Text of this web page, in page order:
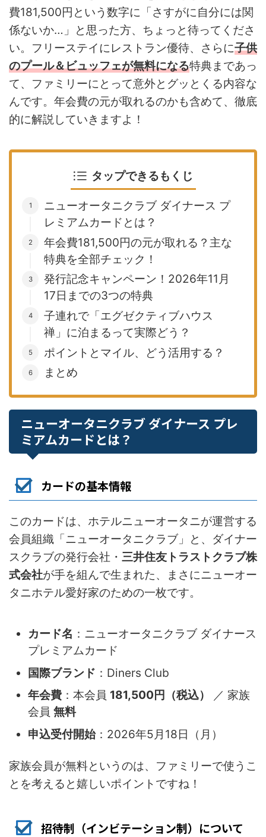
費181,500円という数字に「さすがに自分には関
係ないか…」と思った方、ちょっと待ってくださ
い。フリーステイにレストラン優待、さらに子供
のプール＆ビュッフェが無料になる特典まであっ
て、ファミリーにとって意外とグッとくる内容な
んです。年会費の元が取れるのかも含めて、徹底
的に解説していきますよ！
タップできるもくじ
ニューオータニクラブ ダイナース プ
レミアムカードとは？
年会費181,500円の元が取れる？主な
特典を全部チェック！
発行記念キャンペーン！2026年11月
17日までの3つの特典
子連れで「エグゼクティブハウス
禅」に泊まるって実際どう？
ポイントとマイル、どう活用する？
まとめ
ニューオータニクラブ ダイナース プレ
ミアムカードとは？
カードの基本情報
このカードは、ホテルニューオータニが運営する
会員組織「ニューオータニクラブ」と、ダイナー
スクラブの発行会社・ 三井住友トラストクラブ株
式会社が手を組んで生まれた、まさにニューオー
タニホテル愛好家のための一枚です。
カード名 ：ニューオータニクラブ ダイナース
プレミアムカード
国際ブランド ：Diners Club
年会費 ：本会員 181,500円（税込）
／ 家族
会員 無料
申込受付開始：2026年5月18日（月）
家族会員が無料というのは、ファミリーで使うこ
とを考えると嬉しいポイントですね！
招待制（インビテーション制）について